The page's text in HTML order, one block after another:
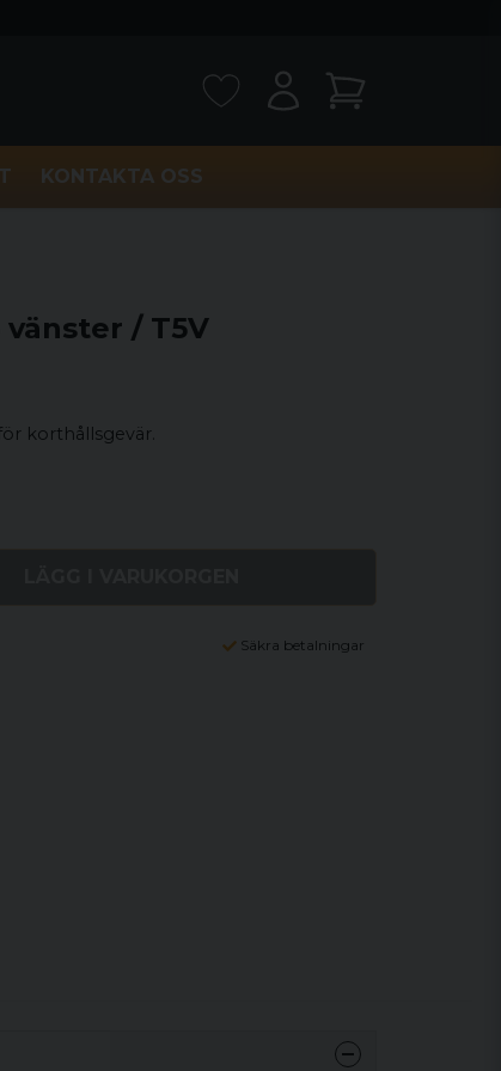
KONTAKTA OSS
/ T5V
korthållsgevär.
Säkra betalningar